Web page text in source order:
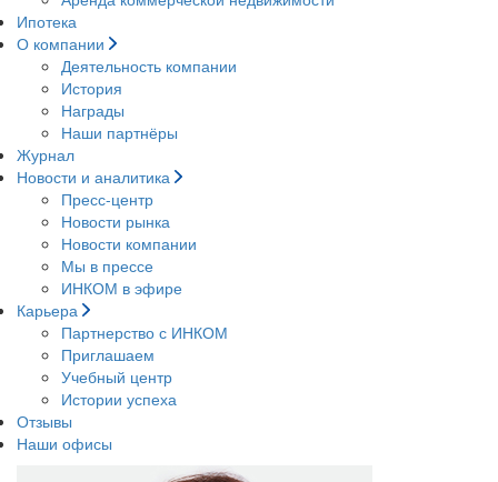
Ипотека
О компании
Деятельность компании
История
Награды
Наши партнёры
Журнал
Новости и аналитика
Пресс-центр
Новости рынка
Новости компании
Мы в прессе
ИНКОМ в эфире
Карьера
Партнерство с ИНКОМ
Приглашаем
Учебный центр
Истории успеха
Отзывы
Наши офисы